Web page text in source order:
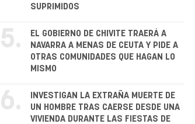
SUPRIMIDOS
5.
EL GOBIERNO DE CHIVITE TRAERÁ A
NAVARRA A MENAS DE CEUTA Y PIDE A
OTRAS COMUNIDADES QUE HAGAN LO
MISMO
6.
INVESTIGAN LA EXTRAÑA MUERTE DE
UN HOMBRE TRAS CAERSE DESDE UNA
VIVIENDA DURANTE LAS FIESTAS DE